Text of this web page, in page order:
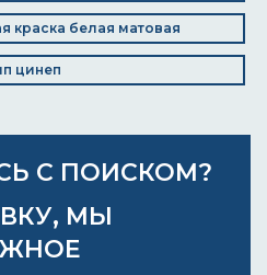
краска белая матовая
цинеп
С ПОИСКОМ?
МЫ